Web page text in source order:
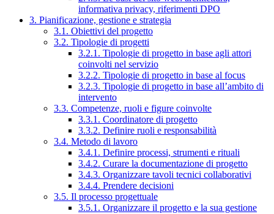
informativa privacy, riferimenti DPO
3. Pianificazione, gestione e strategia
3.1. Obiettivi del progetto
3.2. Tipologie di progetti
3.2.1. Tipologie di progetto in base agli attori
coinvolti nel servizio
3.2.2. Tipologie di progetto in base al focus
3.2.3. Tipologie di progetto in base all’ambito di
intervento
3.3. Competenze, ruoli e figure coinvolte
3.3.1. Coordinatore di progetto
3.3.2. Definire ruoli e responsabilità
3.4. Metodo di lavoro
3.4.1. Definire processi, strumenti e rituali
3.4.2. Curare la documentazione di progetto
3.4.3. Organizzare tavoli tecnici collaborativi
3.4.4. Prendere decisioni
3.5. Il processo progettuale
3.5.1. Organizzare il progetto e la sua gestione